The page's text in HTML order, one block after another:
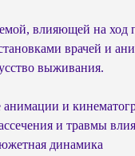
влияющей на ход
врачей и
выживания.
анимации и
и травмы
динамика